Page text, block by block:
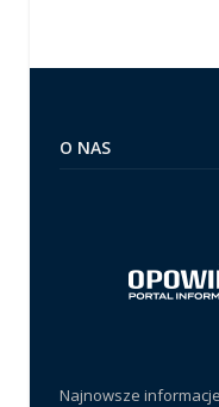
O NAS
Najnowsze